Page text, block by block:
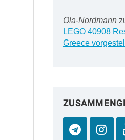
Ola-Nordmann
LEGO 40908
Greece